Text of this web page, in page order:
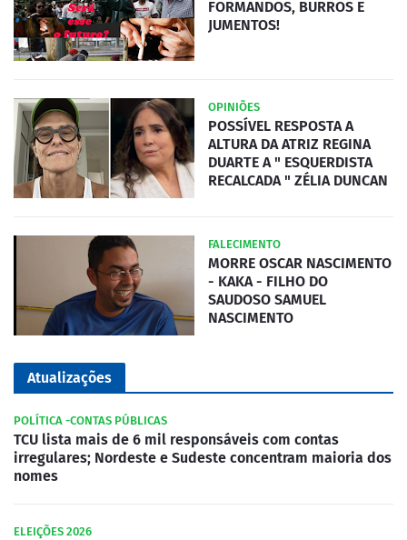
FORMANDOS, BURROS E
JUMENTOS!
OPINIÕES
POSSÍVEL RESPOSTA A
ALTURA DA ATRIZ REGINA
DUARTE A " ESQUERDISTA
RECALCADA " ZÉLIA DUNCAN
FALECIMENTO
MORRE OSCAR NASCIMENTO
- KAKA - FILHO DO
SAUDOSO SAMUEL
NASCIMENTO
Atualizações
POLÍTICA -CONTAS PÚBLICAS
TCU lista mais de 6 mil responsáveis com contas
irregulares; Nordeste e Sudeste concentram maioria dos
nomes
ELEIÇÕES 2026